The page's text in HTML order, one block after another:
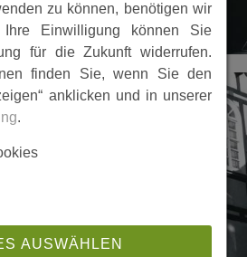
zu können, benötigen wir
Einwilligung können Sie
für die Zukunft widerrufen.
finden Sie, wenn Sie den
anklicken und in unserer
.
AUSWÄHLEN